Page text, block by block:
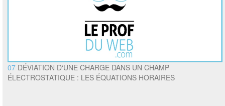
07 DÉVIATION D‘UNE CHARGE DANS UN CHAMP
ÉLECTROSTATIQUE : LES ÉQUATIONS HORAIRES